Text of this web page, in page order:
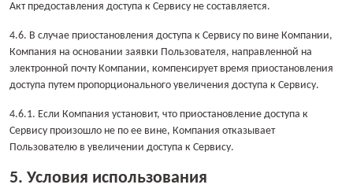
Акт предоставления доступа к Сервису не составляется.
4.6. В случае приостановления доступа к Сервису по вине Компании,
Компания на основании заявки Пользователя, направленной на
электронной почту Компании, компенсирует время приостановления
доступа путем пропорционального увеличения доступа к Сервису.
4.6.1. Если Компания установит, что приостановление доступа к
Сервису произошло не по ее вине, Компания отказывает
Пользователю в увеличении доступа к Сервису.
5. Условия использования